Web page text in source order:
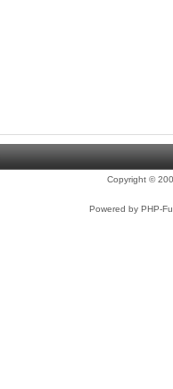
Copyright ©
Powered by PHP-